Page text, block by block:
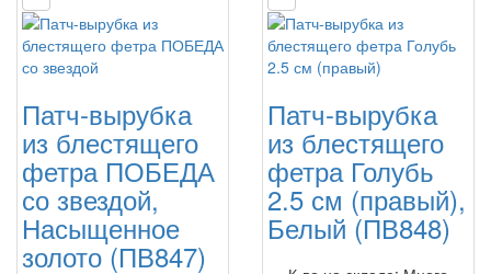
Патч-вырубка
из блестящего
фетра ПОБЕДА
со звездой,
Насыщенное
золото (ПВ847)
Патч-вырубка
из блестящего
фетра Голубь
2.5 см (правый),
Белый (ПВ848)